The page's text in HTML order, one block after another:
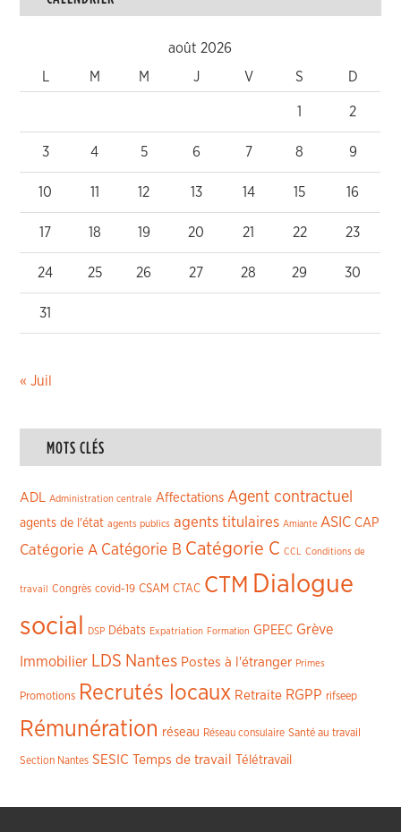
août 2026
M M J V S D
1 2
3 4 5 6 7 8 9
10 11 12 13 14 15 16
17 18 19 20 21 22 23
24 25 26 27 28 29 30
31
« Juil
MOTS CLÉS
ADL Administration centrale Affectations Agent contractuel
agents de l'état agents publics agents titulaires Amiante ASIC CAP
Catégorie A Catégorie B Catégorie C CCL Conditions de
travail Congrès covid-19 CSAM CTAC CTM Dialogue
social
DSP Débats Expatriation Formation GPEEC Grève
Immobilier LDS Nantes Postes à l'étranger Primes
Promotions Recrutés locaux Retraite RGPP rifseep
Rémunération réseau Réseau consulaire Santé au travail
Section Nantes SESIC Temps de travail Télétravail